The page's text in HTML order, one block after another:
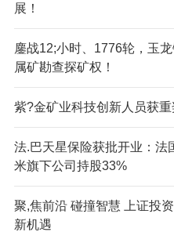
展！
鏖战12;小时、1776轮，玉
属矿勘查探矿权！
紫?金矿业科技创新人员获重
法.巴天星保险获批开业：法
米旗下公司持股33%
聚,焦前沿 碰撞智慧 上证投
新机遇